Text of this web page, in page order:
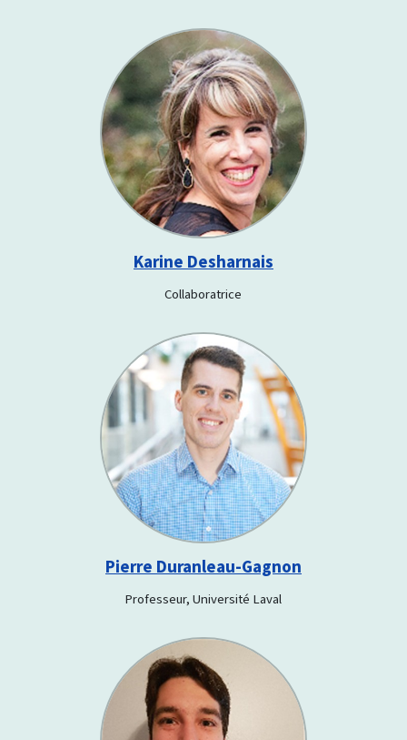
Karine Desharnais
Collaboratrice
Pierre Duranleau-Gagnon
Professeur, Université Laval